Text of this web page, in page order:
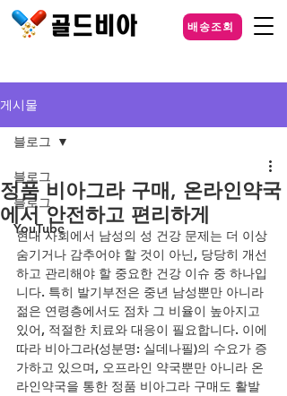
배송조회
게시물
블로그
블로그
YouTube
블로그
정품 비아그라 구매, 온라인약국
에서 안전하고 편리하게
현대 사회에서 남성의 성 건강 문제는 더 이상
숨기거나 감추어야 할 것이 아닌, 당당히 개선
하고 관리해야 할 중요한 건강 이슈 중 하나입
니다. 특히 발기부전은 중년 남성뿐만 아니라
젊은 연령층에서도 점차 그 비율이 높아지고
있어, 적절한 치료와 대응이 필요합니다. 이에
따라 비아그라(성분명: 실데나필)의 수요가 증
가하고 있으며, 오프라인 약국뿐만 아니라 온
라인약국을 통한 정품 비아그라 구매도 활발